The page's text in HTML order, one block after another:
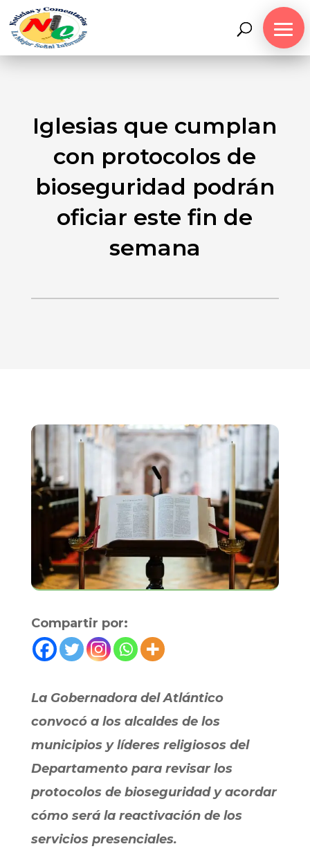
Iglesias que cumplan
con protocolos de
bioseguridad podrán
oficiar este fin de
semana
Compartir por:
La Gobernadora del Atlántico
convocó a los alcaldes de los
municipios y líderes religiosos del
Departamento para revisar los
protocolos de bioseguridad y acordar
cómo será la reactivación de los
servicios presenciales.